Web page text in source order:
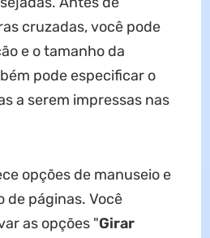
cruzadas, você pode
e o tamanho da
pode especificar o
a serem impressas nas
opções de manuseio e
de páginas. Você
as opções "Girar